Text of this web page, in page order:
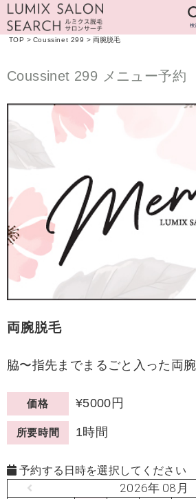
検
TOP > Coussinet 299 >両腕脱毛
Coussinet 299 メニュー予約
両腕脱毛
脇〜指先までまるごと入った両腕
価格 ¥5000円
所要時間 1時間
予約する日時を選択してください
2026年 08月